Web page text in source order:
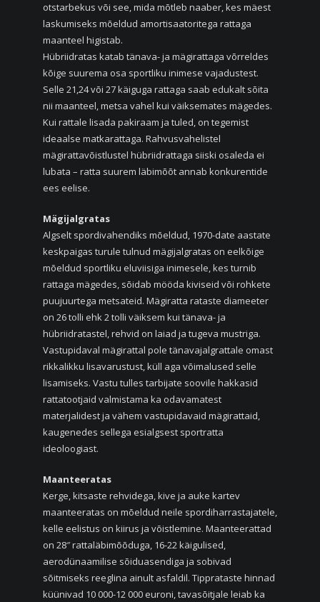
otstarbekus või see, mida mõtleb naaber, kes mäest
laskumiseks mõeldud amortisaatoritega rattaga
maanteel higistab.
Hübriidratas katab tänava- ja mägirattaga võrreldes
kõige suurema osa sportliku inimese vajadustest.
Selle 21,24 või 27 käiguga rattaga saab edukalt sõita
nii maanteel, metsa vahel kui väiksemates mägedes.
Kui rattale lisada pakiraam ja tuled, on tegemist
ideaalse matkarattaga. Rahvusvahelistel
mägirattavõistlustel hübriidrattaga siiski osaleda ei
lubata – ratta suurem läbimõõt annab konkurentide
ees eelise.
Mägijalgratas
Algselt spordivahendiks mõeldud, 1970-date aastate
keskpaigas turule tulnud mägijalgratas on eelkõige
mõeldud sportliku eluviisiga inimesele, kes turnib
rattaga mägedes, sõidab mööda kiviseid või rohkete
puujuurtega metsateid. Mägiratta rataste diameeter
on 26 tolli ehk 2 tolli väiksem kui tänava- ja
hübriidratastel, rehvid on laiad ja tugeva mustriga.
Vastupidaval mägirattal pole tänavajalgrattale omast
rikkalikku lisavarustust, küll aga võimalused selle
lisamiseks. Vastu tulles tarbijate soovile hakkasid
rattatootjaid valmistama ka odavamatest
materjalidest ja vähem vastupidavaid mägirattaid,
kaugenedes sellega esialgsest sportratta
ideoloogiast.
Maanteeratas
Kerge, kitsaste rehvidega, kive ja auke kartev
maanteeratas on mõeldud neile spordiharrastajatele,
kelle eelistus on kiirus ja võistlemine. Maanteerattad
on 28″ rattaläbimõõduga, 16-22 käigulised,
aerodünaamilise sõiduasendiga ja sobivad
sõitmiseks reeglina ainult asfaldil. Tipprataste hinnad
küünivad 10 000-12 000 euroni, tavasõitjale leiab ka